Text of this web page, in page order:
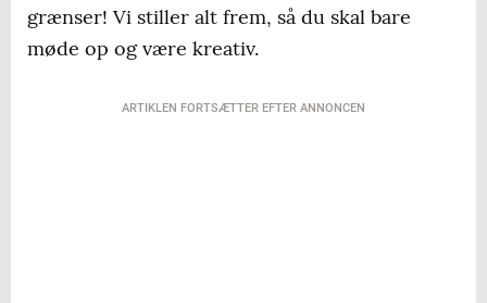
grænser! Vi stiller alt frem, så du skal bare
møde op og være kreativ.
ARTIKLEN FORTSÆTTER EFTER ANNONCEN